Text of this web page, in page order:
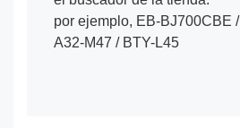
por ejemplo, EB-BJ700CBE
A32-M47 / BTY-L45